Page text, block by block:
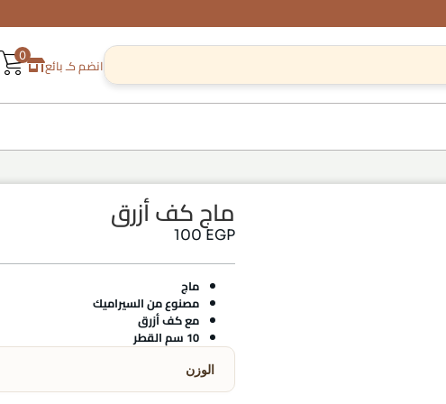
انضم كـ بائع 0
ماج كف أزرق
100 EGP
ماج
مصنوع من السيراميك
مع كف أزرق
10 سم القطر
الوزن